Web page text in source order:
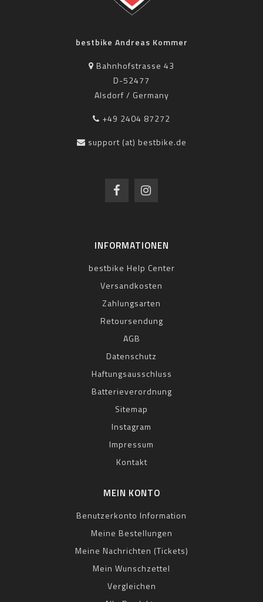
bestbike Andreas Kommer
Bahnhofstrasse 43
D-52477
Alsdorf / Germany
+49 2404 87272
support (at) bestbike.de
INFORMATIONEN
bestbike Help Center
Versandkosten
Zahlungsarten
Retoursendung
AGB
Datenschutz
Haftungsausschluss
Batterieverordnung
Sitemap
Instagram
Impressum
Kontakt
MEIN KONTO
Benutzerkonto Information
Meine Bestellungen
Meine Nachrichten (Tickets)
Mein Wunschzettel
Vergleichen